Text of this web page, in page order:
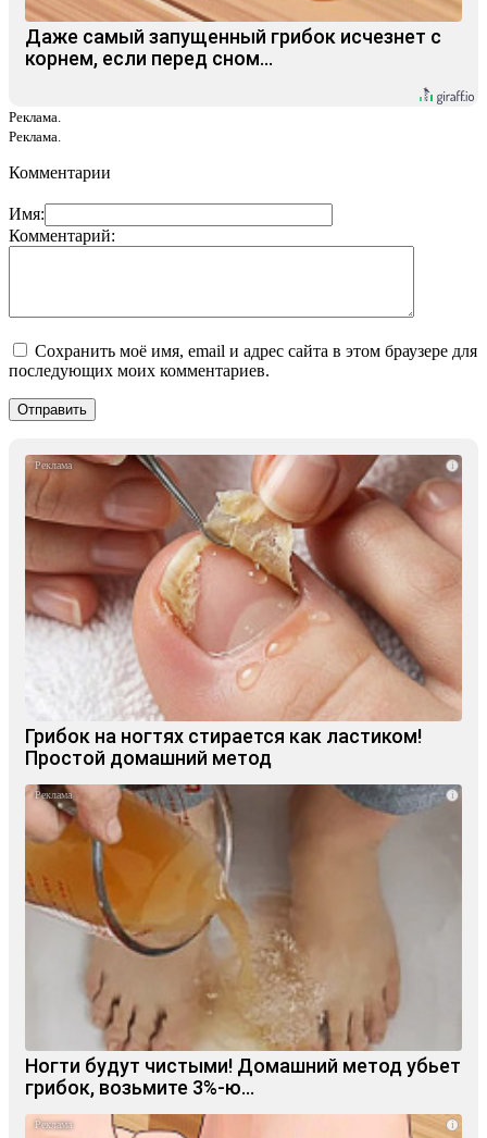
Даже самый запущенный грибок исчезнет с
корнем, если перед сном…
Реклама.
Реклама.
Комментарии
Имя:
Комментарий:
Сохранить моё имя, email и адрес сайта в этом браузере для
последующих моих комментариев.
i
Грибок на ногтях стирается как ластиком!
Простой домашний метод
i
Ногти будут чистыми! Домашний метод убьет
грибок, возьмите 3%-ю…
i